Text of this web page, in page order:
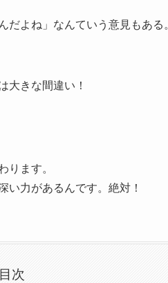
よね」なんていう意見もある。
大きな間違い！
ます。
い力があるんです。絶対！
目次